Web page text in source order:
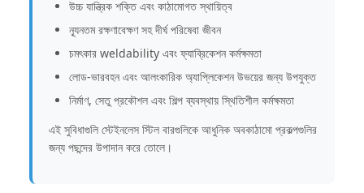
উচ্চ যান্ত্রিক শক্তি এবং কাঠামোগত স্থায়িত্ব
ন্যূনতম রক্ষণাবেক্ষণ সহ দীর্ঘ পরিষেবা জীবন
চমৎকার weldability এবং ফ্যাব্রিকেশন কর্মক্ষমতা
লোড-ভারবহন এবং আলংকারিক অ্যাপ্লিকেশন উভয়ের জন্য উপযুক্ত
নির্মাণ, সেতু প্রকৌশল এবং শিল্প ব্যবস্থায় স্থিতিশীল কর্মক্ষমতা
এই সুবিধাগুলি স্টেইনলেস স্টিল বারগুলিকে আধুনিক অবকাঠামো প্রকল্পগুলির
জন্য পছন্দের উপাদান করে তোলে।